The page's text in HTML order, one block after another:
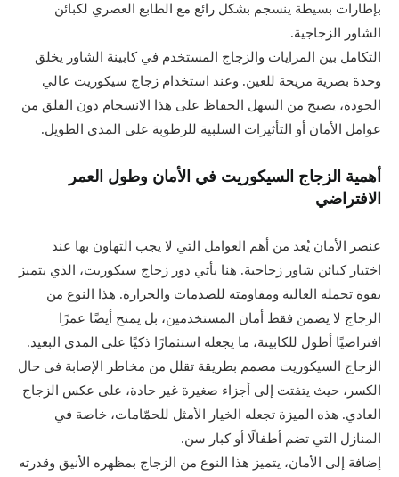
بإطارات بسيطة ينسجم بشكل رائع مع الطابع العصري لكبائن
الشاور الزجاجية.
التكامل بين المرايات والزجاج المستخدم في كابينة الشاور يخلق
وحدة بصرية مريحة للعين. وعند استخدام زجاج سيكوريت عالي
الجودة، يصبح من السهل الحفاظ على هذا الانسجام دون القلق من
عوامل الأمان أو التأثيرات السلبية للرطوبة على المدى الطويل.
أهمية الزجاج السيكوريت في الأمان وطول العمر
الافتراضي
عنصر الأمان يُعد من أهم العوامل التي لا يجب التهاون بها عند
اختيار كبائن شاور زجاجية. هنا يأتي دور زجاج سيكوريت، الذي يتميز
بقوة تحمله العالية ومقاومته للصدمات والحرارة. هذا النوع من
الزجاج لا يضمن فقط أمان المستخدمين، بل يمنح أيضًا عمرًا
افتراضيًا أطول للكابينة، ما يجعله استثمارًا ذكيًا على المدى البعيد.
الزجاج السيكوريت مصمم بطريقة تقلل من مخاطر الإصابة في حال
الكسر، حيث يتفتت إلى أجزاء صغيرة غير حادة، على عكس الزجاج
العادي. هذه الميزة تجعله الخيار الأمثل للحمّامات، خاصة في
المنازل التي تضم أطفالًا أو كبار سن.
إضافة إلى الأمان، يتميز هذا النوع من الزجاج بمظهره الأنيق وقدرته